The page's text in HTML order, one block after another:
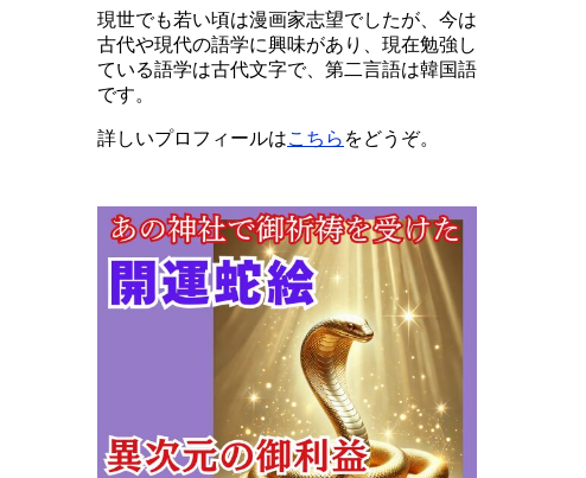
現世でも若い頃は漫画家志望でしたが、今は
古代や現代の語学に興味があり、現在勉強し
ている語学は古代文字で、第二言語は韓国語
です。
詳しいプロフィールはこちら をどうぞ。